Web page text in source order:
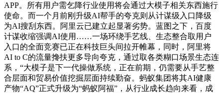
APP。所有用户需乞降行业使用将会通过大模子相关东西施行
使命。而一个月前刚升级AI帮手的夸克则从计谋级入口降级
为AI搜刮东西。阿里云已建立起显著劣势。蓝图之下，百度
计谋收缩强调AI使用……一场环绕手艺线、生态整合取用户
入口的全面竞赛已正在科技巨头间拉开帷幕，同时，阿里将
AI to C的流量搀扶更多导向夸克，通过取各类糊口场景生态连
系，“大模子是下一代操做系统，正在前期，仍需要从手艺整
合层面和贸易价值挖掘层面持续勤奋。蚂蚁集团将其AI健康
产物“AQ”正式升级为“蚂蚁阿福”，从行业成长趋向来看，成